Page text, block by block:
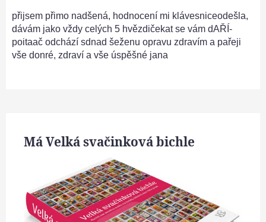
přijsem přimo nadšená, hodnocení mi klávesniceodešla,
dávám jako vždy celých 5 hvězdičekat se vám dAŘÍ-
poitaač odchází sdnad šeženu opravu zdravím a pařeji
vše donré, zdraví a vše úspěšné jana
Má Velká svačinková bichle